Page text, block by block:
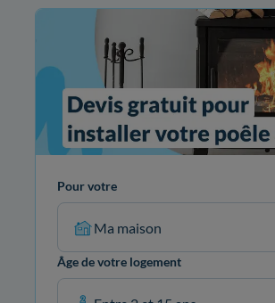
Pour votre
Ma maison
Âge de votre logement